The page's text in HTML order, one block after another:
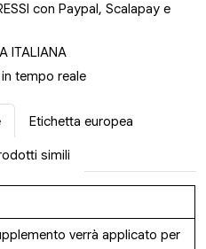
con Paypal, Scalapay e
ITALIANA
in tempo reale
Etichetta europea
simili
verrà applicato per